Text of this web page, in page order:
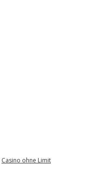
Casino ohne Limit